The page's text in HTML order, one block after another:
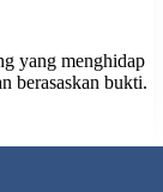
yang menghidap
berasaskan bukti.